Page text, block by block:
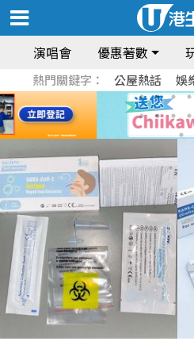
演唱會 優惠著數
熱門關鍵字： 公屋熱話 娛